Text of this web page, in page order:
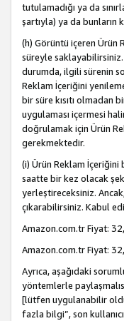
tutulamadığı ya da
şartıyla) ya da bunların
(h) Görüntü içeren Ürün
süreyle
durumda, ilgili sürenin
Reklam İçeriğini
bir süre kısıtı olmadan
uygulaması içermesi
doğrulamak için Ürün
gerekmektedir.
(i) Ürün Reklam İçeriğini
saatte bir kez olacak
yerleştireceksiniz.
çıkarabilirsiniz. Kabul
Amazon.com.tr Fiyat:
Amazon.com.tr Fiyat:
Ayrıca, aşağıdaki
yöntemlerle
[lütfen uygulanabilir
fazla bilgi”, son